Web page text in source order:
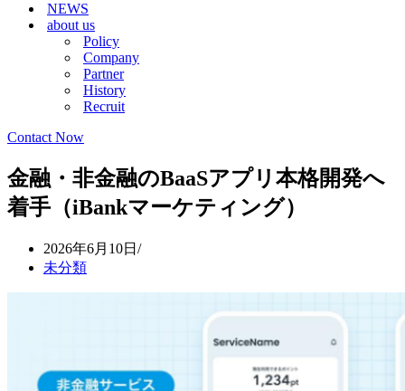
シ
ョ
NEWS
about us
Policy
Company
Partner
History
Recruit
Contact Now
金融・非金融のBaaSアプリ本格開発へ
着手（iBankマーケティング）
2026年6月10日
未分類